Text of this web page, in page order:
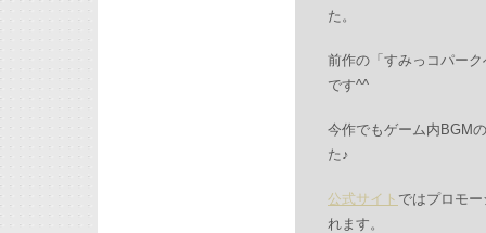
た。
前作の「すみっコパー
です^^
今作でもゲーム内BGM
た♪
公式サイト ではプロモ
れます。